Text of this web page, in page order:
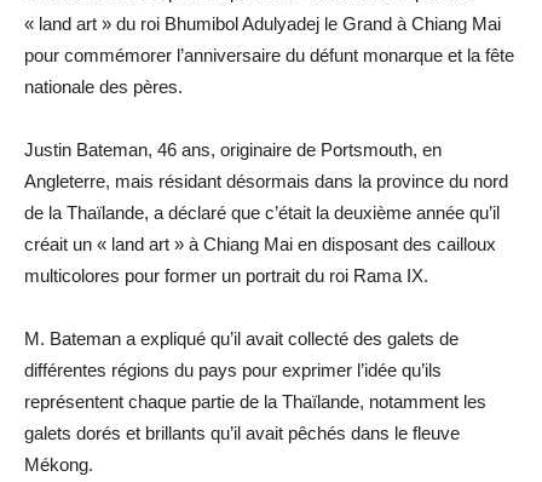
« land art » du roi Bhumibol Adulyadej le Grand à Chiang Mai
pour commémorer l’anniversaire du défunt monarque et la fête
nationale des pères.
Justin Bateman, 46 ans, originaire de Portsmouth, en
Angleterre, mais résidant désormais dans la province du nord
de la Thaïlande, a déclaré que c’était la deuxième année qu’il
créait un « land art » à Chiang Mai en disposant des cailloux
multicolores pour former un portrait du roi Rama IX.
M. Bateman a expliqué qu’il avait collecté des galets de
différentes régions du pays pour exprimer l’idée qu’ils
représentent chaque partie de la Thaïlande, notamment les
galets dorés et brillants qu’il avait pêchés dans le fleuve
Mékong.